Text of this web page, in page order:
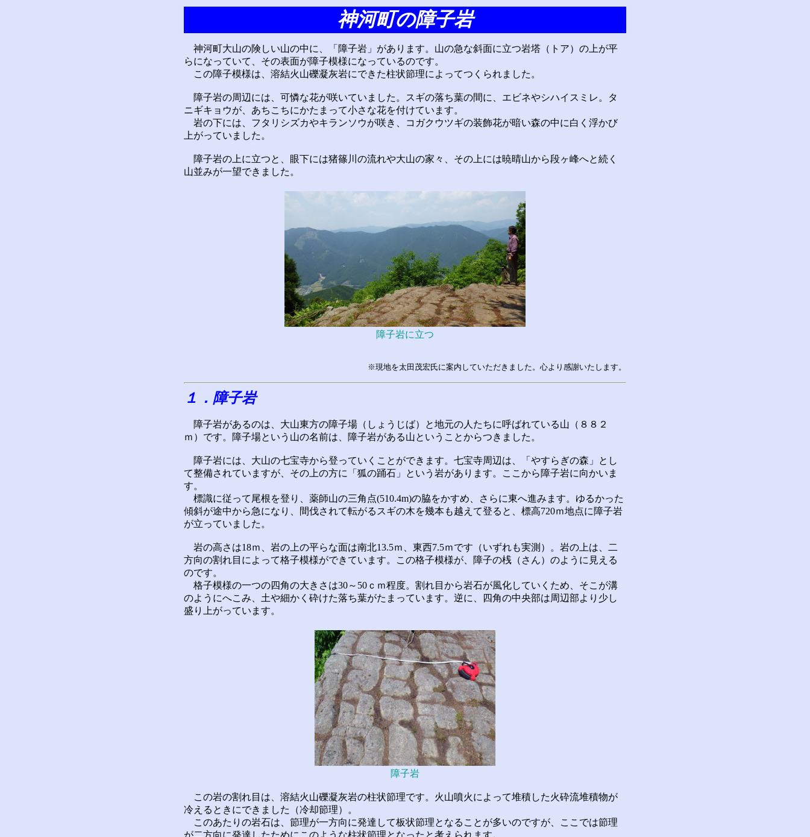
神河町の障子岩
神河町大山の険しい山の中に、「障子岩」があります。山の急な斜面に立つ岩塔（トア）の上が平
らになっていて、その表面が障子模様になっているのです。
この障子模様は、溶結火山礫凝灰岩にできた柱状節理によってつくられました。
障子岩の周辺には、可憐な花が咲いていました。スギの落ち葉の間に、エビネやシハイスミレ。タ
ニギキョウが、あちこちにかたまって小さな花を付けています。
岩の下には、フタリシズカやキランソウが咲き、コガクウツギの装飾花が暗い森の中に白く浮かび
上がっていました。
障子岩の上に立つと、眼下には猪篠川の流れや大山の家々、その上には暁晴山から段ヶ峰へと続く
山並みが一望できました。
障子岩に立つ
※現地を太田茂宏氏に案内していただきました。心より感謝いたします。
１．障子岩
障子岩があるのは、大山東方の障子場（しょうじば）と地元の人たちに呼ばれている山（８８２
ｍ）です。障子場という山の名前は、障子岩がある山ということからつきました。
障子岩には、大山の七宝寺から登っていくことができます。七宝寺周辺は、「やすらぎの森」とし
て整備されていますが、その上の方に「狐の踊石」という岩があります。ここから障子岩に向かいま
す。
標識に従って尾根を登り、薬師山の三角点(510.4m)の脇をかすめ、さらに東へ進みます。ゆるかった
傾斜が途中から急になり、間伐されて転がるスギの木を幾本も越えて登ると、標高720ｍ地点に障子岩
が立っていました。
岩の高さは18ｍ、岩の上の平らな面は南北13.5ｍ、東西7.5ｍです（いずれも実測）。岩の上は、二
方向の割れ目によって格子模様ができています。この格子模様が、障子の桟（さん）のように見える
のです。
格子模様の一つの四角の大きさは30～50ｃｍ程度。割れ目から岩石が風化していくため、そこが溝
のようにへこみ、土や細かく砕けた落ち葉がたまっています。逆に、四角の中央部は周辺部より少し
盛り上がっています。
障子岩
この岩の割れ目は、溶結火山礫凝灰岩の柱状節理です。火山噴火によって堆積した火砕流堆積物が
冷えるときにできました（冷却節理）。
このあたりの岩石は、節理が一方向に発達して板状節理となることが多いのですが、ここでは節理
が二方向に発達したためにこのような柱状節理となったと考えられます。